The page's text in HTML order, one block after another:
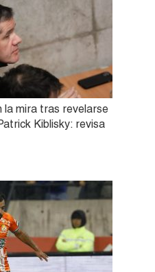
la mira tras revelarse
Kiblisky: revisa